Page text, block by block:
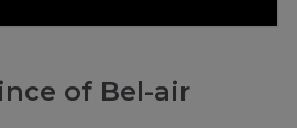
of Bel-air